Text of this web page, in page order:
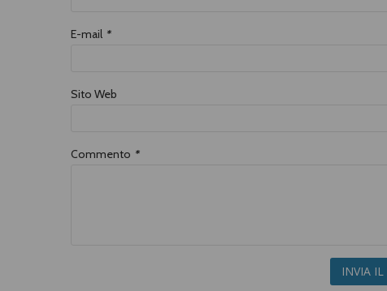
E-mail *
Sito Web
Commento *
INVIA